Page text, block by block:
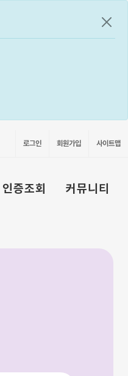
공지
로그인 회원가입 사이트맵
인증조회 커뮤니티